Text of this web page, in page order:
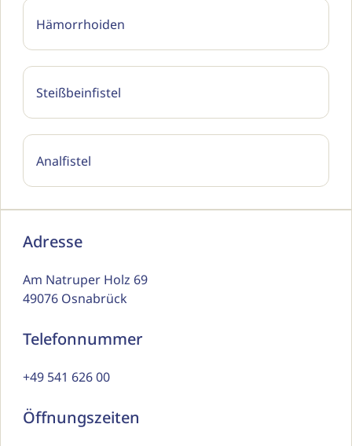
Hämorrhoiden
Steißbeinfistel
Analfistel
Adresse
Am Natruper Holz 69
49076 Osnabrück
Telefonnummer
+49 541 626 00
Öffnungszeiten